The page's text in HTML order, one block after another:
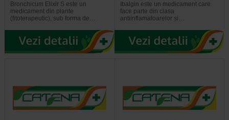
Bronchicum Elixir S este un
medicament din plante
(fitoterapeutic), sub forma de…
Ibalgin este un medicament care
face parte din clasa
antiinflamatoarelor si…